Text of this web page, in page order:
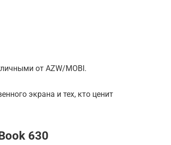
от AZW/MOBI.
экрана и тех, кто ценит
630